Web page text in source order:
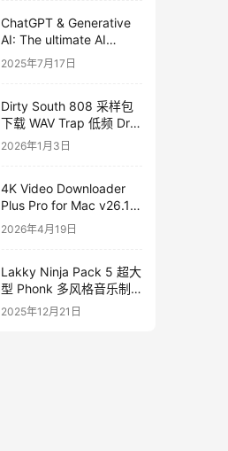
ChatGPT & Generative
AI: The ultimate AI
course
2025年7月17日
Dirty South 808 采样包
下载 WAV Trap 低频 Dr
Lex 808 音色合集
2026年1月3日
4K Video Downloader
Plus Pro for Mac v26.1
中文破解版下载
2026年4月19日
Lakky Ninja Pack 5 超大
型 Phonk 多风格音乐制
作音源套装
2025年12月21日